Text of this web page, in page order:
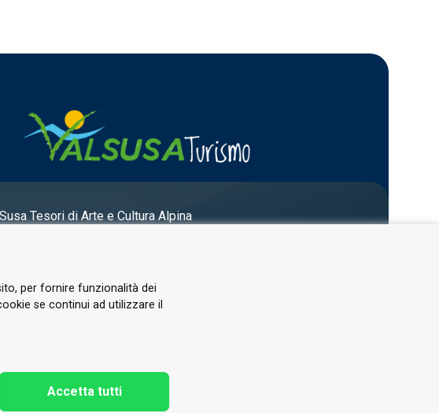
Tesori di Arte e Cultura Alpina
per fornire funzionalità dei
se continui ad utilizzare il
Accetta tutti